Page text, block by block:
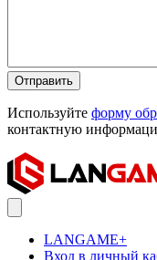
Отправить
Используйте форму
контактную
LANGAME+
Вход в личный